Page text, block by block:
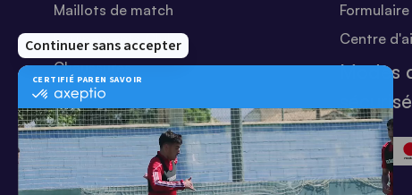
Maillots de match
Equipements Clubs
Chaussures
Shorts
Football
Chaussettes
T-shirts
Centre
Modes